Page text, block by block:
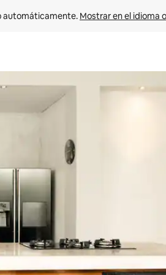
automáticamente. Mostrar en el idioma
flechas hacia arriba y hacia abajo, o